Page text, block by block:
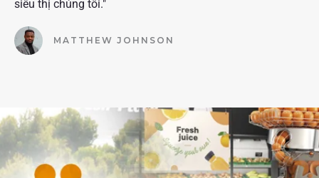
siêu thị chúng tôi."
MATTHEW JOHNSON